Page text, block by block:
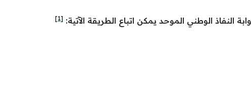
الوطني الموحد يمكن اتباع الطريقة الآتية: [1]